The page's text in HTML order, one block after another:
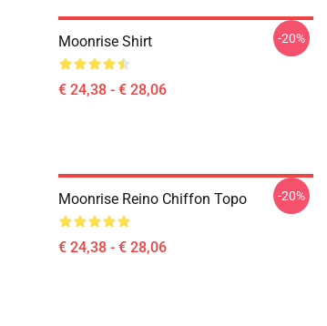
Moonrise Shirt
€ 24,38 - € 28,06
-20%
Moonrise Reino Chiffon Topo
€ 24,38 - € 28,06
-20%